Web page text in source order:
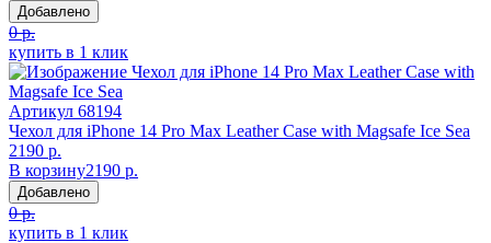
Добавлено
0 р.
купить в 1 клик
Артикул 68194
Чехол для iPhone 14 Pro Max Leather Case with Magsafe Ice Sea
2190 р.
В корзину2190 р.
Добавлено
0 р.
купить в 1 клик